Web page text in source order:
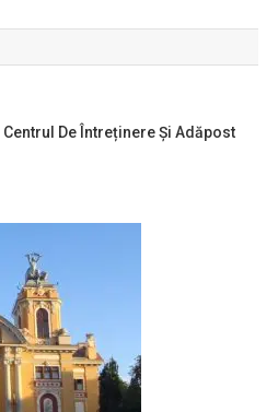
De Întreținere Și Adăpost